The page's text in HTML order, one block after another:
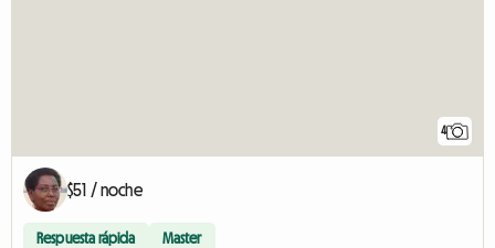
4
$51 / noche
Respuesta rápida Master